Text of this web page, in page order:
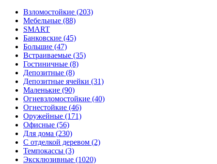
Взломостойкие (203)
Мебельные (88)
SMART
Банковские (45)
Большие (47)
Встраиваемые (35)
Гостиничные (8)
Депозитные (8)
Депозитные ячейки (31)
Маленькие (90)
Огневзломостойкие (40)
Огнестойкие (46)
Оружейные (171)
Офисные (56)
Для дома (230)
С отделкой деревом (2)
Темпокассы (3)
Эксклюзивные (1020)